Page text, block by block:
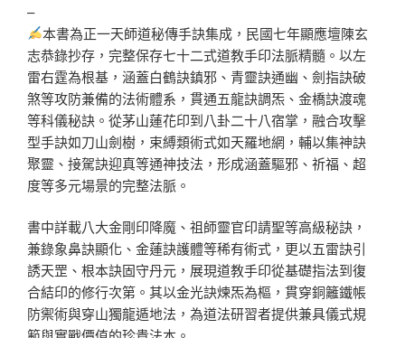
–
本書為正一天師道秘傳手訣集成，民國七年顯應壇陳玄
志恭錄抄存，完整保存七十二式道教手印法脈精髓。以左
雷右霆為根基，涵蓋白鶴訣鎮邪、青靈訣通幽、劍指訣破
煞等攻防兼備的法術體系，貫通五龍訣調炁、金橋訣渡魂
等科儀秘訣。從茅山蓮花印到八卦二十八宿掌，融合攻擊
型手訣如刀山劍樹，束縛類術式如天羅地網，輔以集神訣
聚靈、接駕訣迎真等通神技法，形成涵蓋驅邪、祈福、超
度等多元場景的完整法脈。
書中詳載八大金剛印降魔、祖師靈官印請聖等高級秘訣，
兼錄象鼻訣顯化、金蓮訣護體等稀有術式，更以五雷訣引
誘天罡、根本訣固守丹元，展現道教手印從基礎指法到復
合結印的修行次第。其以金光訣煉炁為樞，貫穿銅籬鐵帳
防禦術與穿山獨龍遁地法，為道法研習者提供兼具儀式規